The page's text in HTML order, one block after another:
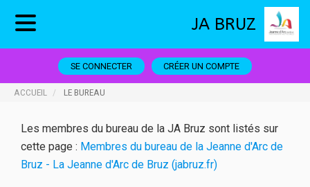
JA BRUZ
SE CONNECTER CRÉER UN COMPTE
ACCUEIL LE BUREAU
Les membres du bureau de la JA Bruz sont listés sur
cette page : Membres du bureau de la Jeanne d'Arc de
Bruz - La Jeanne d'Arc de Bruz (jabruz.fr)